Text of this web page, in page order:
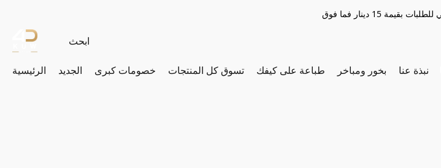
الرئيسية الجديد خصومات كبرى تسوق كل المنتجات طباعة على كيفك بخور ومباخر نبذة عنا